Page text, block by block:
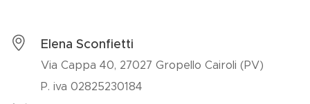
Elena Sconfietti
Via Cappa 40, 27027 Gropello Cairoli (PV)
P. iva 02825230184